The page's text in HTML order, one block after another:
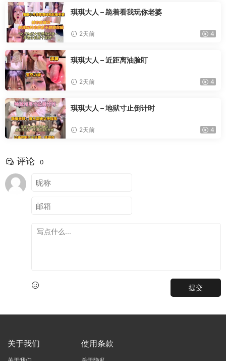
琪琪大人 – 跪着看我玩你老婆
2天前 4
琪琪大人 – 近距离油脸盯
2天前 4
琪琪大人 – 地狱寸止倒计时
2天前 4
评论 0
提交
关于我们 使用条款